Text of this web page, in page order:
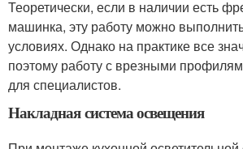
Теоретически, если в наличии есть
машинка, эту работу можно
условиях. Однако на практике все
поэтому работу с врезными
для специалистов.
Накладная система освещения